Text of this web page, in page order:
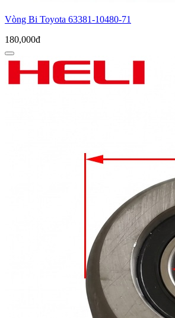
Vòng Bi Toyota 63381-10480-71
180,000đ